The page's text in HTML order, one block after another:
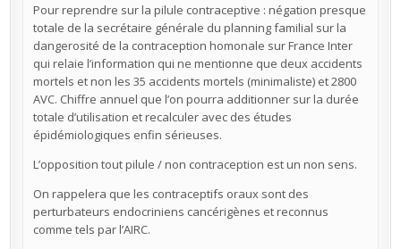
Pour reprendre sur la pilule contraceptive : négation presque
totale de la secrétaire générale du planning familial sur la
dangerosité de la contraception homonale sur France Inter
qui relaie l’information qui ne mentionne que deux accidents
mortels et non les 35 accidents mortels (minimaliste) et 2800
AVC. Chiffre annuel que l’on pourra additionner sur la durée
totale d’utilisation et recalculer avec des études
épidémiologiques enfin sérieuses.
L’opposition tout pilule / non contraception est un non sens.
On rappelera que les contraceptifs oraux sont des
perturbateurs endocriniens cancérigènes et reconnus
comme tels par l’AIRC.